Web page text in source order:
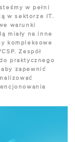
w pełni
w sektorze IT.
warunki
miały na inne
kompleksowe
Zespół
praktycznego
zapewnić